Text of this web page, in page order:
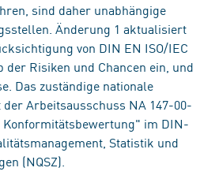
sind daher unabhängige
Änderung 1 aktualisiert
von DIN EN ISO/IEC
der Risiken und Chancen ein, und
Das zuständige nationale
Arbeitsausschuss NA 147-00-
Konformitätsbewertung" im DIN-
Statistik und
(NQSZ).